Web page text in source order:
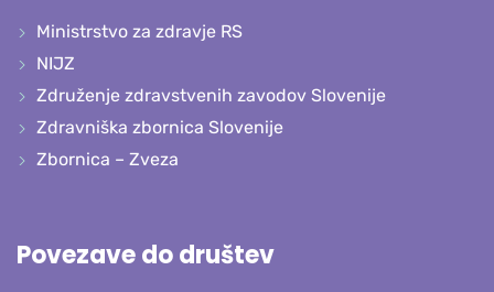
Ministrstvo za zdravje RS
NIJZ
Združenje zdravstvenih zavodov Slovenije
Zdravniška zbornica Slovenije
Zbornica – Zveza
Povezave do društev